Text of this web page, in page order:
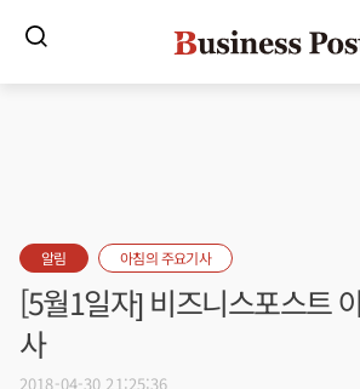
알림 아침의 주요기사
[5월1일자] 비즈니스포스트
사
2018-04-30 21:25:36